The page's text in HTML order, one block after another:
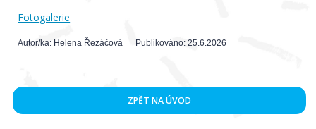
Fotogalerie
Autor/ka: Helena Řezáčová Publikováno: 25.6.2026
ZPĚT NA ÚVOD